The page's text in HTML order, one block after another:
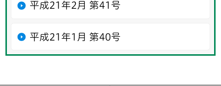
平成21年2月 第41号
平成21年1月 第40号